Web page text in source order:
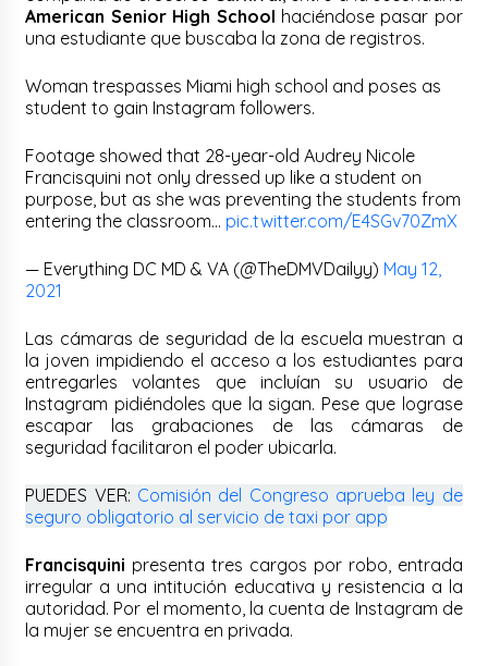
American Senior High School haciéndose pasar por
una estudiante que buscaba la zona de registros.
Woman trespasses Miami high school and poses as
student to gain Instagram followers.
Footage showed that 28-year-old Audrey Nicole
Francisquini not only dressed up like a student on
purpose, but as she was preventing the students from
entering the classroom… pic.twitter.com/E4SGv70ZmX
— Everything DC MD & VA (@TheDMVDailyy) May 12,
2021
Las cámaras de seguridad de la escuela muestran a
la joven impidiendo el acceso a los estudiantes para
entregarles volantes que incluían su usuario de
Instagram pidiéndoles que la sigan. Pese que lograse
escapar las grabaciones de las cámaras de
seguridad facilitaron el poder ubicarla.
PUEDES VER: Comisión del Congreso aprueba ley de
seguro obligatorio al servicio de taxi por app
Francisquini presenta tres cargos por robo, entrada
irregular a una intitución educativa y resistencia a la
autoridad. Por el momento, la cuenta de Instagram de
la mujer se encuentra en privada.